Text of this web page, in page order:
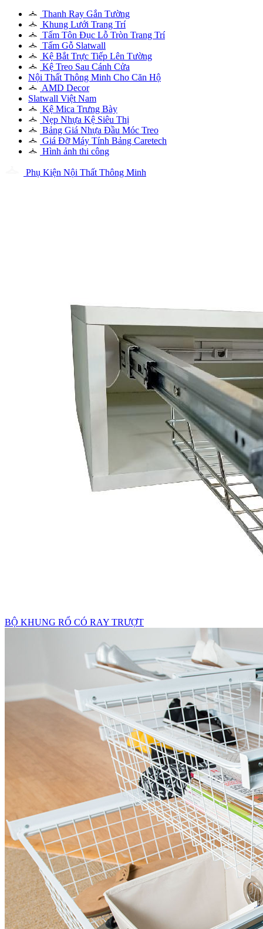
Thanh Ray Gắn Tường
Khung Lưới Trang Trí
Tấm Tôn Đục Lỗ Tròn Trang Trí
Tấm Gỗ Slatwall
Kệ Bắt Trực Tiếp Lên Tường
Kệ Treo Sau Cánh Cửa
Nội Thất Thông Minh Cho Căn Hộ
AMD Decor
Slatwall Việt Nam
Kệ Mica Trưng Bày
Nẹp Nhựa Kệ Siêu Thị
Bảng Giá Nhựa Đầu Móc Treo
Giá Đỡ Máy Tính Bảng Caretech
Hình ảnh thi công
Phụ Kiện Nội Thất Thông Minh
BỘ KHUNG RỔ CÓ RAY TRƯỢT